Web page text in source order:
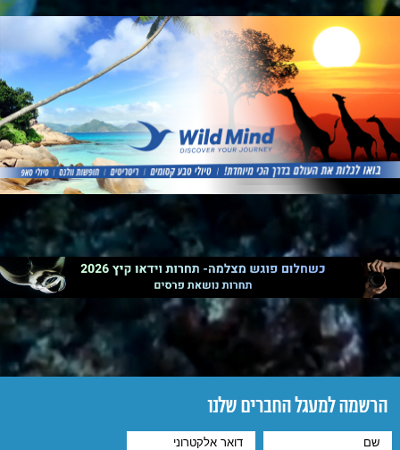
הרשמה למעגל החברים שלנו